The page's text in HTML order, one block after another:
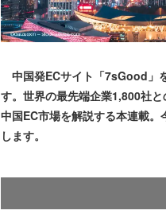
中国発ECサイト「7sGood」
す。世界の最先端企業1,800社
中国EC市場を解説する本連載
します。